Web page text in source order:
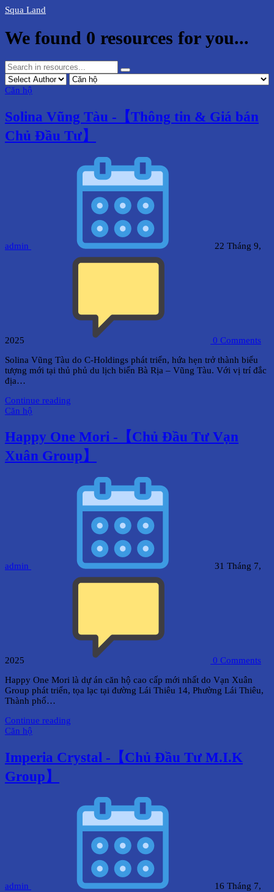
Squa Land
We found 0 resources for you...
Căn hộ
Solina Vũng Tàu -【Thông tin & Giá bán
Chủ Đầu Tư】
admin 22 Tháng 9,
2025 0 Comments
Solina Vũng Tàu do C-Holdings phát triển, hứa hẹn trở thành biểu
tượng mới tại thủ phủ du lịch biển Bà Rịa – Vũng Tàu. Với vị trí đắc
địa…
Continue reading
Căn hộ
Happy One Mori -【Chủ Đầu Tư Vạn
Xuân Group】
admin 31 Tháng 7,
2025 0 Comments
Happy One Mori là dự án căn hộ cao cấp mới nhất do Vạn Xuân
Group phát triển, tọa lạc tại đường Lái Thiêu 14, Phường Lái Thiêu,
Thành phố…
Continue reading
Căn hộ
Imperia Crystal -【Chủ Đầu Tư M.I.K
Group】
admin 16 Tháng 7,